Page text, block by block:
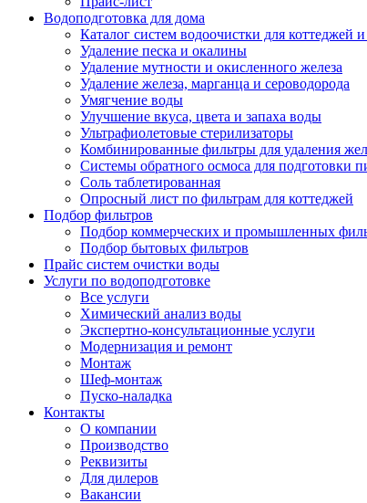
Водоподготовка для дома
Каталог систем водоочистки для коттеджей
Удаление песка и окалины
Удаление мутности и окисленного железа
Удаление железа, марганца и сероводорода
Умягчение воды
Улучшение вкуса, цвета и запаха воды
Ультрафиолетовые стерилизаторы
Комбинированные фильтры для удаления
Системы обратного осмоса для подготовки
Соль таблетированная
Опросный лист по фильтрам для коттеджей
Подбор фильтров
Подбор коммерческих и промышленных
Подбор бытовых фильтров
Прайс систем очистки воды
Услуги по водоподготовке
Все услуги
Химический анализ воды
Экспертно-консультационные услуги
Модернизация и ремонт
Монтаж
Шеф-монтаж
Пуско-наладка
Контакты
О компании
Производство
Реквизиты
Для дилеров
Вакансии